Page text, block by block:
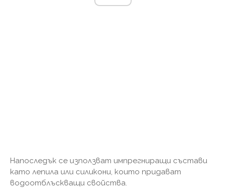
Напоследък се използват импрегниращи състави
като лепила или силикони, които придават
водоотблъскващи свойства.